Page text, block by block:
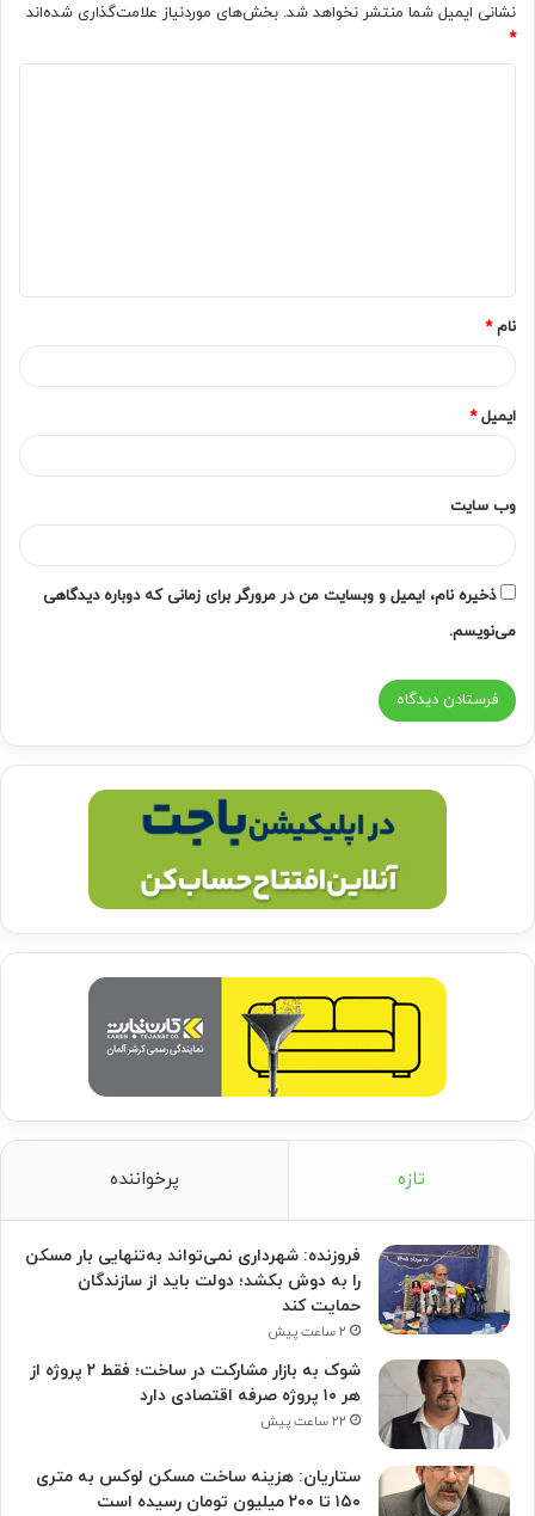
نشانی ایمیل شما منتشر نخواهد شد. بخش‌های موردنیاز علامت‌گذاری شده‌اند
*
*
نام*
ایمیل*
وب‌ سایت
ذخیره نام، ایمیل و وبسایت من در مرورگر برای زمانی که دوباره دیدگاهی
می‌نویسم.
تازه پرخواننده
فروزنده: شهرداری نمی‌تواند به‌تنهایی بار مسکن
را به دوش بکشد؛ دولت باید از سازندگان
حمایت کند
۲ ساعت پیش
شوک به بازار مشارکت در ساخت؛ فقط ۲ پروژه از
هر ۱۰ پروژه صرفه اقتصادی دارد
۲۲ ساعت پیش
ستاریان: هزینه ساخت مسکن لوکس به متری
۱۵۰ تا ۲۰۰ میلیون تومان رسیده است